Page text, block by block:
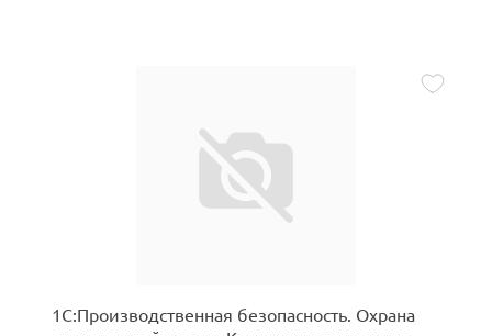
1С:Производственная безопасность. Охрана